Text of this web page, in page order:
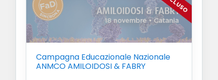
Campagna Educazionale Nazionale
ANMCO AMILOIDOSI & FABRY